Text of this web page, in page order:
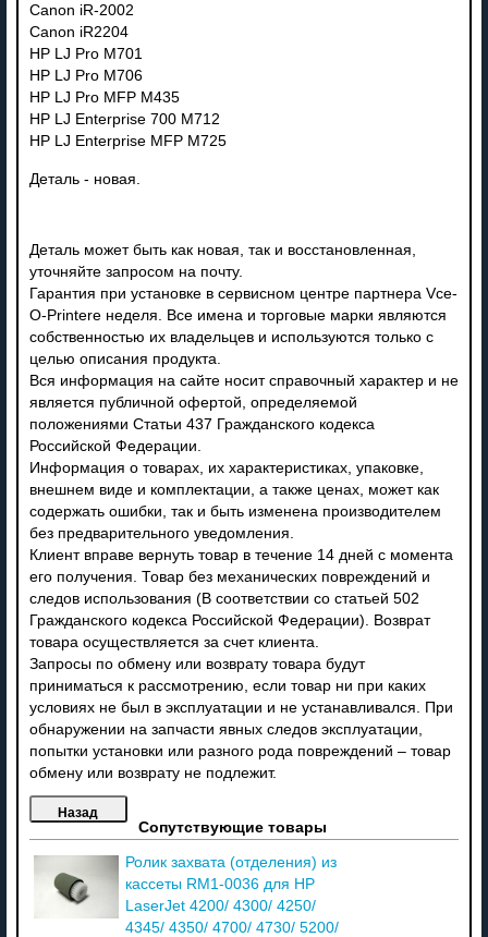
Canon iR-2002
Canon iR2204
HP LJ Pro M701
HP LJ Pro M706
HP LJ Pro MFP M435
HP LJ Enterprise 700 M712
HP LJ Enterprise MFP M725
Деталь - новая.
Деталь может быть как новая, так и восстановленная,
уточняйте запросом на почту.
Гарантия при установке в сервисном центре партнера Vce-
O-Printere неделя. Все имена и торговые марки являются
собственностью их владельцев и используются только с
целью описания продукта.
Вся информация на сайте носит справочный характер и не
является публичной офертой, определяемой
положениями Статьи 437 Гражданского кодекса
Российской Федерации.
Информация о товарах, их характеристиках, упаковке,
внешнем виде и комплектации, а также ценах, может как
содержать ошибки, так и быть изменена производителем
без предварительного уведомления.
Клиент вправе вернуть товар в течение 14 дней с момента
его получения. Товар без механических повреждений и
следов использования (В соответствии со статьей 502
Гражданского кодекса Российской Федерации). Возврат
товара осуществляется за счет клиента.
Запросы по обмену или возврату товара будут
приниматься к рассмотрению, если товар ни при каких
условиях не был в эксплуатации и не устанавливался. При
обнаружении на запчасти явных следов эксплуатации,
попытки установки или разного рода повреждений – товар
обмену или возврату не подлежит.
Сопутствующие товары
Ролик захвата (отделения) из
кассеты RM1-0036 для HP
LaserJet 4200/ 4300/ 4250/
4345/ 4350/ 4700/ 4730/ 5200/